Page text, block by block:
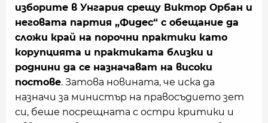
изборите в Унгария срещу Виктор Орбан и
неговата партия „Фидес“ с обещание да
сложи край на порочни практики като
корупцията и практиката близки и
роднини да се назначават на високи
постове. Затова новината, че иска да
назначи за министър на правосъдието зет
си, беше посрещната с остри критики и